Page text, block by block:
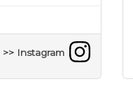
>> Instagram